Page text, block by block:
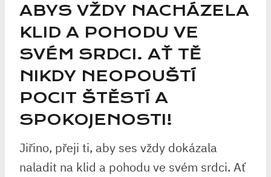
ABYS VŽDY NACHÁZELA
KLID A POHODU VE
SVÉM SRDCI. AŤ TĚ
NIKDY NEOPOUŠTÍ
POCIT ŠTĚSTÍ A
SPOKOJENOSTI!
Jiřino, přeji ti, aby ses vždy dokázala
naladit na klid a pohodu ve svém srdci. Ať